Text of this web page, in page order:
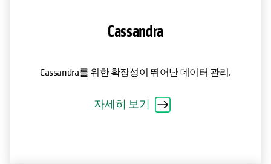
Cassandra
Cassandra를 위한 확장성이 뛰어난 데이터 관리.
자세히 보기